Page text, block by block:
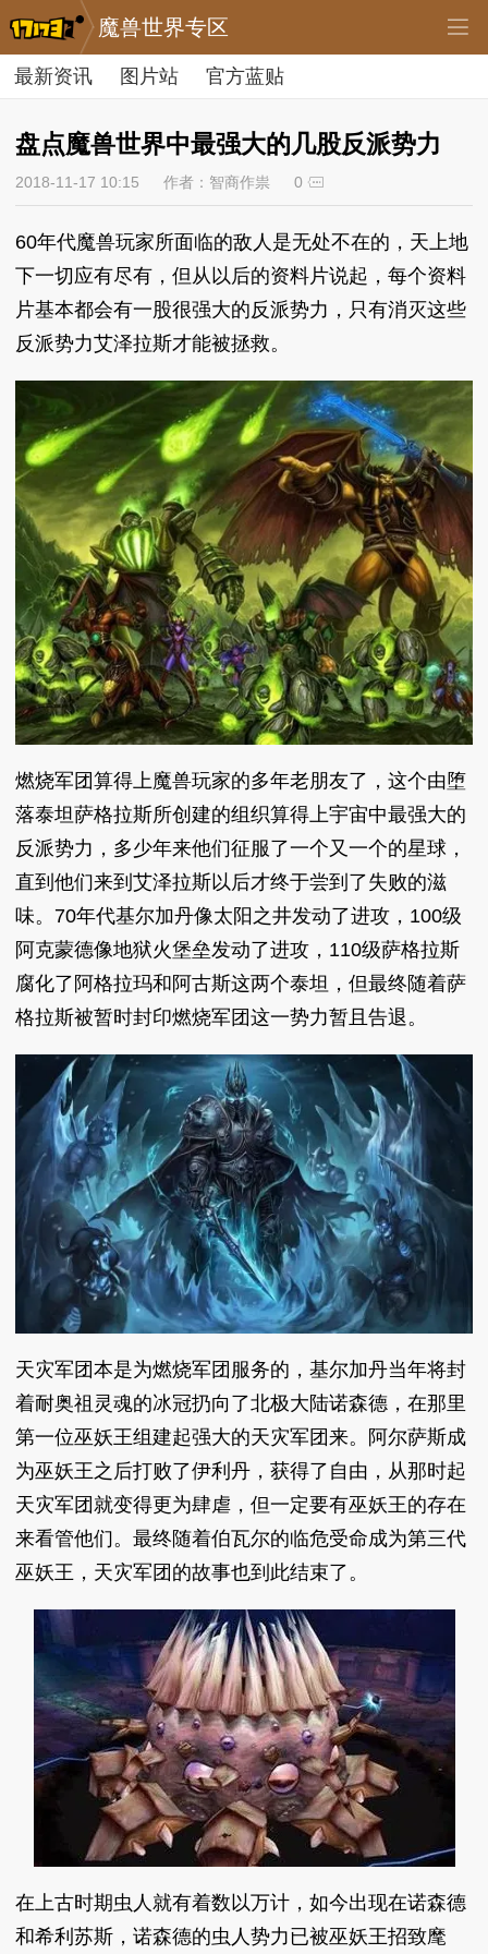
魔兽世界专区
最新资讯 图片站 官方蓝贴
盘点魔兽世界中最强大的几股反派势力
2018-11-17 10:15 作者：智商作祟 0
60年代魔兽玩家所面临的敌人是无处不在的，天上地
下一切应有尽有，但从以后的资料片说起，每个资料
片基本都会有一股很强大的反派势力，只有消灭这些
反派势力艾泽拉斯才能被拯救。
燃烧军团算得上魔兽玩家的多年老朋友了，这个由堕
落泰坦萨格拉斯所创建的组织算得上宇宙中最强大的
反派势力，多少年来他们征服了一个又一个的星球，
直到他们来到艾泽拉斯以后才终于尝到了失败的滋
味。70年代基尔加丹像太阳之井发动了进攻，100级
阿克蒙德像地狱火堡垒发动了进攻，110级萨格拉斯
腐化了阿格拉玛和阿古斯这两个泰坦，但最终随着萨
格拉斯被暂时封印燃烧军团这一势力暂且告退。
天灾军团本是为燃烧军团服务的，基尔加丹当年将封
着耐奥祖灵魂的冰冠扔向了北极大陆诺森德，在那里
第一位巫妖王组建起强大的天灾军团来。阿尔萨斯成
为巫妖王之后打败了伊利丹，获得了自由，从那时起
天灾军团就变得更为肆虐，但一定要有巫妖王的存在
来看管他们。最终随着伯瓦尔的临危受命成为第三代
巫妖王，天灾军团的故事也到此结束了。
在上古时期虫人就有着数以万计，如今出现在诺森德
和希利苏斯，诺森德的虫人势力已被巫妖王招致麾